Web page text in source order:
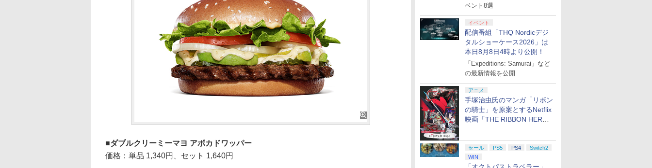
ベント8選
イベント
配信番組「THQ Nordicデジ
タルショーケース2026」は
本日8月8日4時より公開！
「Expeditions: Samurai」など
の最新情報を公開
アニメ
手塚治虫氏のマンガ「リボン
の騎士」を原案とするNetflix
映画「THE RIBBON HERO
セール PS5 PS4
Switch2
WIN
ダブルクリーミーマヨ アボカドワッパー
価格：単品 1,340円、セット 1,640円